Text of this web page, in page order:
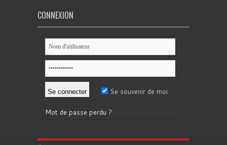
CONNEXION
Se souvenir de moi
Mot de passe perdu ?